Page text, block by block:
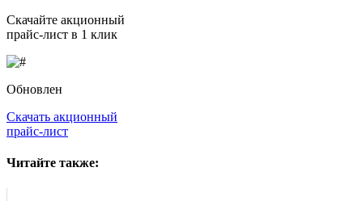
Скачайте акционный
прайс-лист в 1 клик
Обновлен
Скачать акционный
прайс-лист
Читайте также: